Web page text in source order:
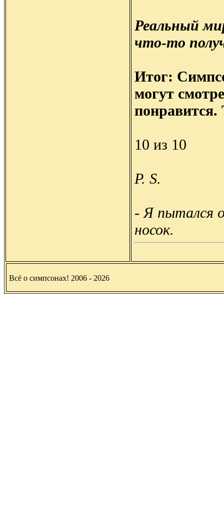
Реальный
что-то
Итог:
могут
понравится.
10 из 10
P. S.
- Я пытался
носок.
Всё о симпсонах! 2006 - 2026